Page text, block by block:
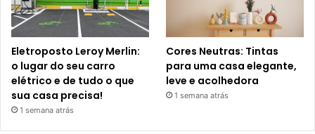
Eletroposto Leroy Merlin:
o lugar do seu carro
elétrico e de tudo o que
sua casa precisa!
1 semana atrás
Cores Neutras: Tintas
para uma casa elegante,
leve e acolhedora
1 semana atrás